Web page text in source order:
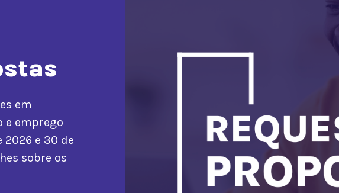
em
e emprego
e 30 de
sobre os